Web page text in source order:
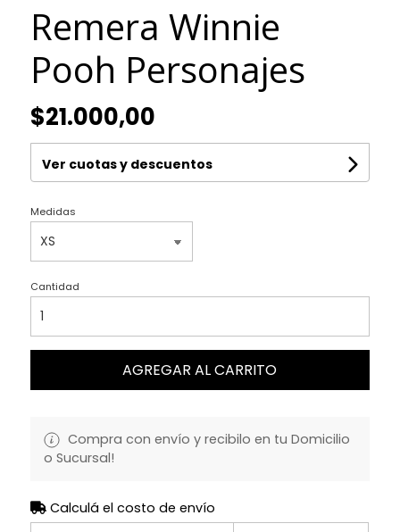
Remera Winnie
Pooh Personajes
$21.000,00
Ver cuotas y descuentos
Medidas
Cantidad
AGREGAR AL CARRITO
Compra con envío y recibilo en tu Domicilio
o Sucursal!
Calculá el costo de envío